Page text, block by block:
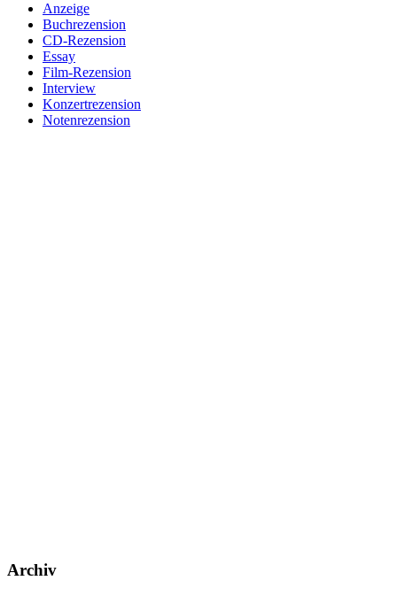
Anzeige
Buchrezension
CD-Rezension
Essay
Film-Rezension
Interview
Konzertrezension
Notenrezension
Archiv